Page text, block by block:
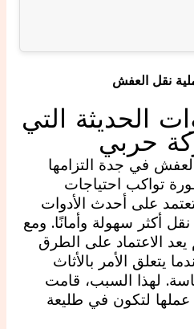
نقل العفش
الحديثة التي
حربي
في جدة التزامها
تواكب احتياجات
تعتمد على أحدث الأدوات
أكثر سهولة وأمانًا. ومع
يعد الاعتماد على الطرق
يتعلق الأمر بالأثاث
لهذا السبب، قامت
لتكون في طليعة